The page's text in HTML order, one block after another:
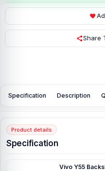
Share
Specification Description
Product details
Specification
Vivo Y55